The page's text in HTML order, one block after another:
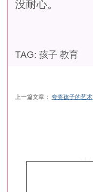
没耐心。
TAG: 孩子 教育
上一篇文章： 夸奖孩子的艺术